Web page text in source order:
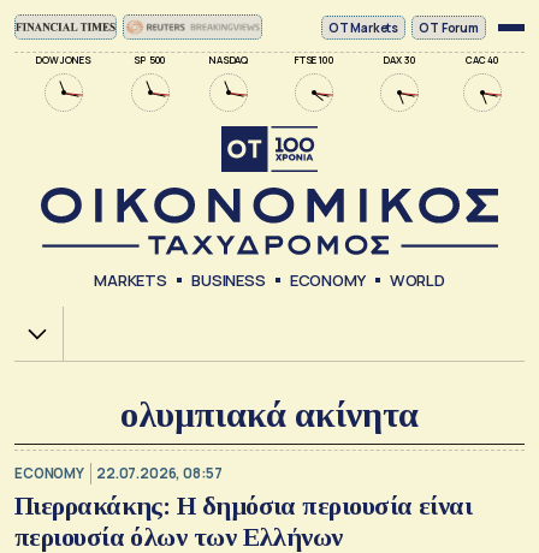
DOW JONES SP 500 NASDAQ FTSE 100 DAX 30 CAC 40
ΟΤ Markets OT Forum
MARKETS BUSINESS ECONOMY WORLD
Χ.Α.
ολυμπιακά ακίνητα
ECONOMY 22.07.2026, 08:57
Πιερρακάκης: Η δημόσια περιουσία είναι
περιουσία όλων των Ελλήνων